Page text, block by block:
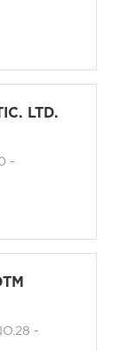
LTD.
-
-